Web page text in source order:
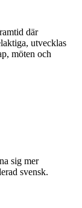
där
utvecklas
möten och
sig mer
svensk.